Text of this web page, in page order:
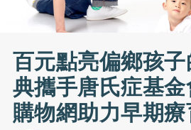
百元點亮偏鄉孩
典攜手唐氏症基
購物網助力早期